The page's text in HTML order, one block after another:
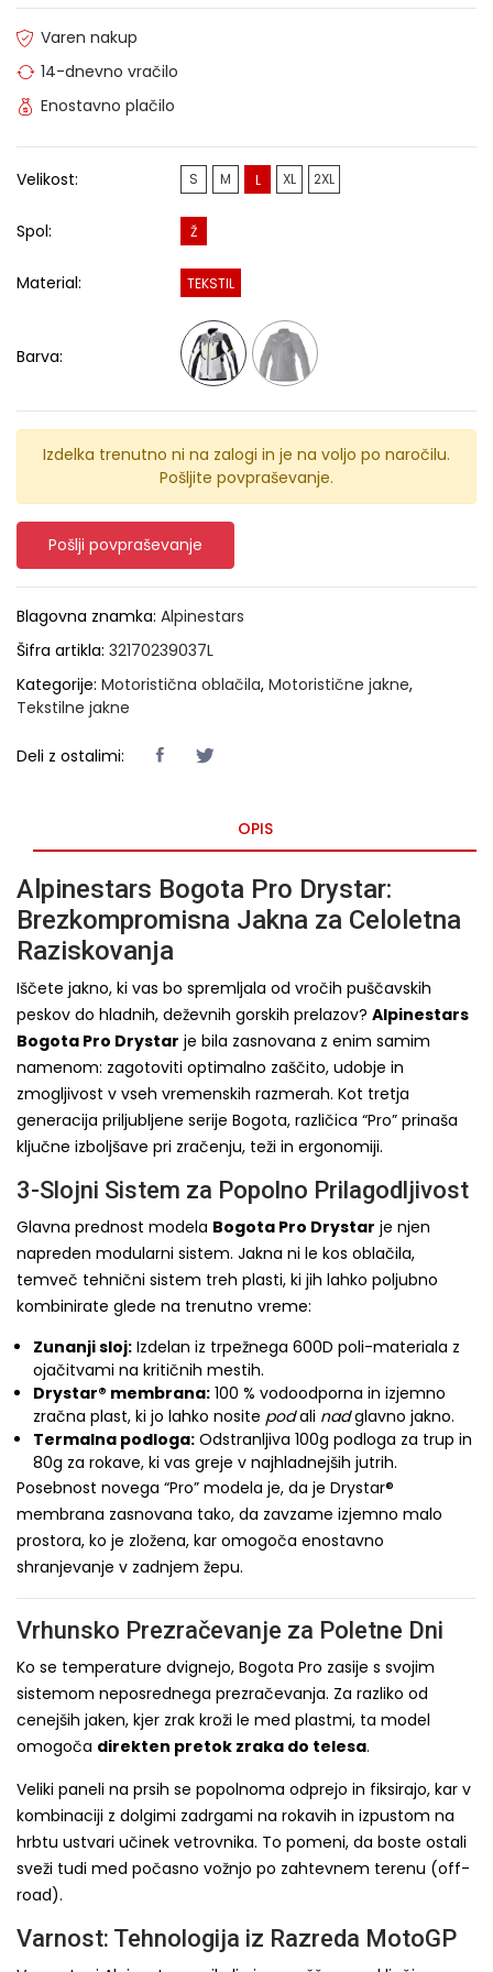
Varen nakup
14-dnevno vračilo
Enostavno plačilo
Velikost: S M L XL 2XL
Spol: Ž
Material: TEKSTIL
Barva:
Izdelka trenutno ni na zalogi in je na voljo po naročilu.
Pošljite povpraševanje.
Pošlji povpraševanje
Blagovna znamka: Alpinestars
Šifra artikla: 32170239037L
Kategorije: Motoristična oblačila, Motoristične jakne,
Tekstilne jakne
Deli z ostalimi:
OPIS
Alpinestars Bogota Pro Drystar:
Brezkompromisna Jakna za Celoletna
Raziskovanja
Iščete jakno, ki vas bo spremljala od vročih puščavskih
peskov do hladnih, deževnih gorskih prelazov? Alpinestars
Bogota Pro Drystar je bila zasnovana z enim samim
namenom: zagotoviti optimalno zaščito, udobje in
zmogljivost v vseh vremenskih razmerah. Kot tretja
generacija priljubljene serije Bogota, različica “Pro” prinaša
ključne izboljšave pri zračenju, teži in ergonomiji.
3-Slojni Sistem za Popolno Prilagodljivost
Glavna prednost modela Bogota Pro Drystar je njen
napreden modularni sistem. Jakna ni le kos oblačila,
temveč tehnični sistem treh plasti, ki jih lahko poljubno
kombinirate glede na trenutno vreme:
Zunanji sloj: Izdelan iz trpežnega 600D poli-materiala z
ojačitvami na kritičnih mestih.
Drystar® membrana: 100 % vodoodporna in izjemno
zračna plast, ki jo lahko nosite podali nadglavno jakno.
Termalna podloga: Odstranljiva 100g podloga za trup in
80g za rokave, ki vas greje v najhladnejših jutrih.
Posebnost novega “Pro” modela je, da je Drystar®
membrana zasnovana tako, da zavzame izjemno malo
prostora, ko je zložena, kar omogoča enostavno
shranjevanje v zadnjem žepu.
Vrhunsko Prezračevanje za Poletne Dni
Ko se temperature dvignejo, Bogota Pro zasije s svojim
sistemom neposrednega prezračevanja. Za razliko od
cenejših jaken, kjer zrak kroži le med plastmi, ta model
omogoča direkten pretok zraka do telesa.
Veliki paneli na prsih se popolnoma odprejo in fiksirajo, kar v
kombinaciji z dolgimi zadrgami na rokavih in izpustom na
hrbtu ustvari učinek vetrovnika. To pomeni, da boste ostali
sveži tudi med počasno vožnjo po zahtevnem terenu (off-
road).
Varnost: Tehnologija iz Razreda MotoGP